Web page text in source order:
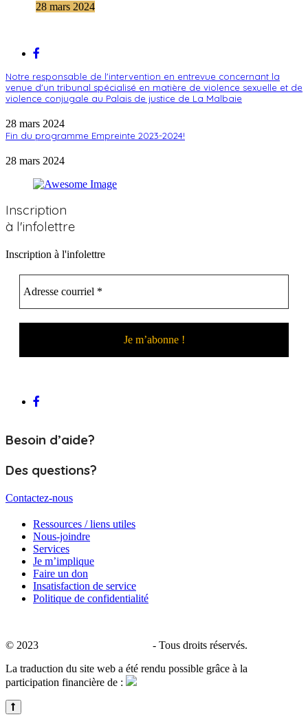
28 mars 2024
Notre responsable de l'intervention en entrevue concernant la
venue d'un tribunal spécialisé en matière de violence sexuelle et de
violence conjugale au Palais de justice de La Malbaie
28 mars 2024
Fin du programme Empreinte 2023-2024!
28 mars 2024
Inscription
à l'infolettre
Inscription à l'infolettre
Besoin d’aide?
Des questions?
Contactez-nous
Ressources / liens utiles
Nous-joindre
Services
Je m’implique
Faire un don
Insatisfaction de service
Politique de confidentialité
© 2023
- Tous droits réservés.
La traduction du site web a été rendu possible grâce à la
participation financière de :